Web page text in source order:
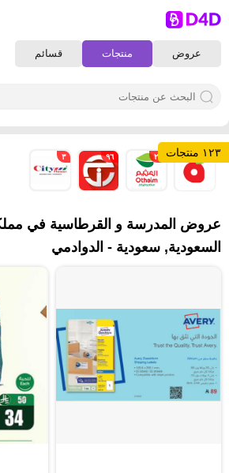
عروض منتجات قسائم
١٢٣ منتجات
٢ ٢٢ ٩٦ ٣
عروض المدرسة و القرطاسية في
السعودية, سعودية - الدوادمي